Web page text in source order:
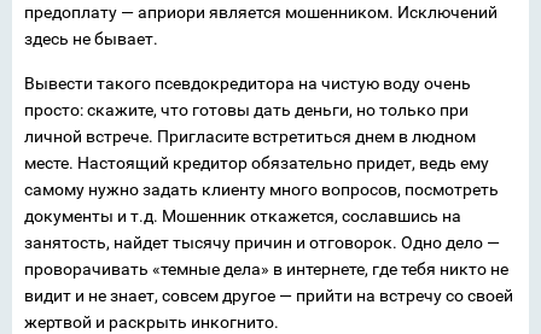
предоплату — априори является мошенником. Исключений
здесь не бывает.
Вывести такого псевдокредитора на чистую воду очень
просто: скажите, что готовы дать деньги, но только при
личной встрече. Пригласите встретиться днем в людном
месте. Настоящий кредитор обязательно придет, ведь ему
самому нужно задать клиенту много вопросов, посмотреть
документы и т.д. Мошенник откажется, сославшись на
занятость, найдет тысячу причин и отговорок. Одно дело —
проворачивать «темные дела» в интернете, где тебя никто не
видит и не знает, совсем другое — прийти на встречу со своей
жертвой и раскрыть инкогнито.